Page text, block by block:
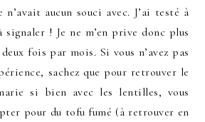
aucun souci avec. J’ai testé à
! Je ne m’en prive donc plus
fois par mois. Si vous n’avez pas
sachez que pour retrouver le
si bien avec les lentilles, vous
pour du tofu fumé (à retrouver en